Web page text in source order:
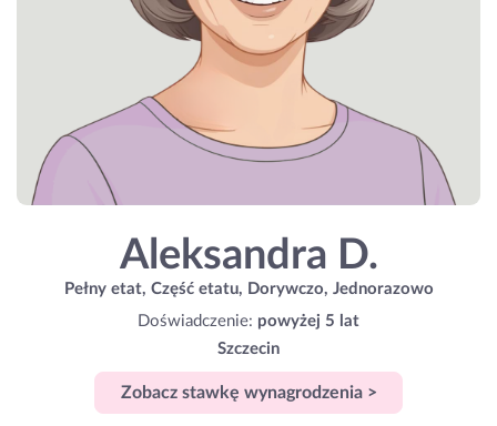
Aleksandra D.
Pełny etat, Część etatu, Dorywczo, Jednorazowo
Doświadczenie: powyżej 5 lat
Szczecin
Zobacz stawkę wynagrodzenia >